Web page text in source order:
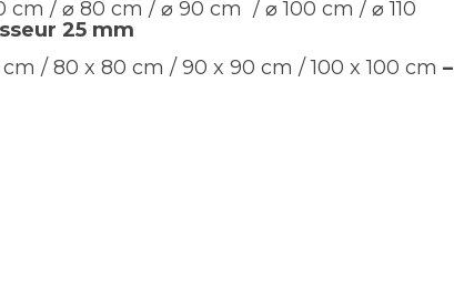
/ ⌀ 80 cm / ⌀ 90 cm / ⌀ 100 cm / ⌀ 110
25 mm
/ 80 x 80 cm / 90 x 90 cm / 100 x 100 cm –